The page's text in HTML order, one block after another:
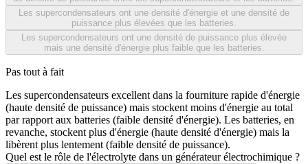
Les supercondensateurs ont une densité d'énergie et une densité de
puissance plus élevées que les batteries.
Les supercondensateurs ont une densité de puissance plus élevée
mais une densité d'énergie plus faible que les batteries.
Pas tout à fait
Les supercondensateurs excellent dans la fourniture rapide d'énergie
(haute densité de puissance) mais stockent moins d'énergie au total
par rapport aux batteries (faible densité d'énergie). Les batteries, en
revanche, stockent plus d'énergie (haute densité d'énergie) mais la
libèrent plus lentement (faible densité de puissance).
Quel est le rôle de l'électrolyte dans un générateur électrochimique ?